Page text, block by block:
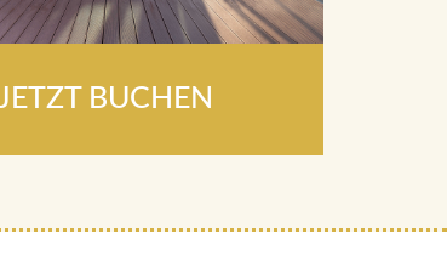
JETZT BUCHEN